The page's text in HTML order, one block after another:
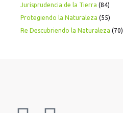
Jurisprudencia de la Tierra (84)
Protegiendo la Naturaleza (55)
Re Descubriendo la Naturaleza (70)